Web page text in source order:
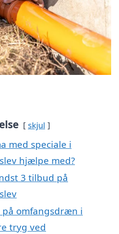
skjul
med speciale i
hjælpe med?
3 tilbud på
på omfangsdræn i
tryg ved